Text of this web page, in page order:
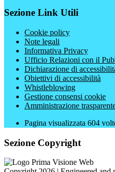
Sezione Link Utili
Cookie policy
Note legali
Informativa Privacy
Ufficio Relazioni con il
Dichiarazione di
Obiettivi di accessibilità
Whistleblowing
Gestione consensi cookie
Amministrazione
Pagina visualizzata 604
Sezione Copyright